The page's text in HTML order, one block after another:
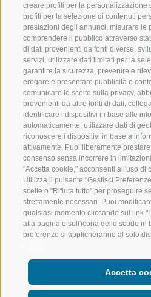
creare profili per la personalizzazione
profili per la selezione di contenuti
prestazioni degli annunci, misurare le
comprendere il pubblico attraverso
di dati provenienti da fonti diverse,
servizi, utilizzare dati limitati per la
garantire la sicurezza, prevenire e
erogare e presentare pubblicità e
comunicare le scelte sulla privacy,
provenienti da altre fonti di dati,
identificare i dispositivi in base alle
automaticamente, utilizzare dati di
riconoscere i dispositivi in base a
attivamente. Puoi liberamente
consenso senza incorrere in
"Accetta cookie," acconsenti all'uso di
Utilizza il pulsante "Gestisci
scelte o "Rifiuta tutto" per proseguire
strettamente necessari. Puoi
qualsiasi momento cliccando sul link
alla pagina o sull'icona dello scudo in
preferenze si applicheranno al solo
Accetta
VAL GIOVO
VAL RACINES
VAL RIDANNA
IMPIANTI DI RISALITA
SCUOLA DI SCI RACINES
LUISL'S SKI SCHOOL A
SEGUICI SUI SOCIAL